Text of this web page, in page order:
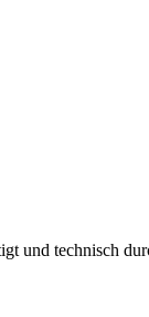
und technisch